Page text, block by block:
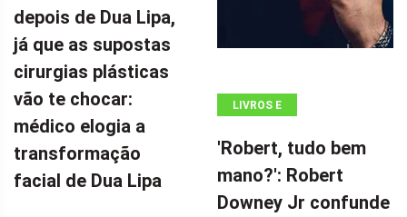
depois de Dua Lipa,
já que as supostas
cirurgias plásticas
vão te chocar:
médico elogia a
transformação
facial de Dua Lipa
LIVROS E
'Robert, tudo bem
mano?': Robert
Downey Jr confunde